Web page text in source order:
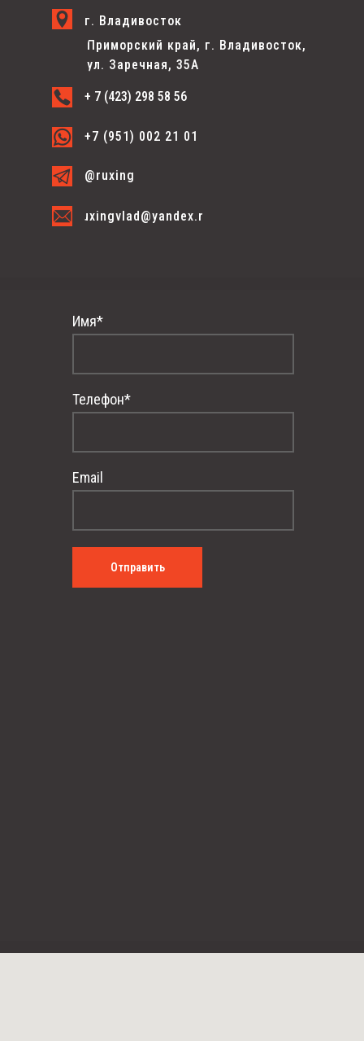
+ 7 (423) 298 58 56
@ruxing
+7 (951) 002 21 01
г. Владивосток
ruxingvlad@yandex.ru
Приморский край, г. Владивосток,
ул. Заречная, 35А
Имя*
Телефон*
Email
Отправить